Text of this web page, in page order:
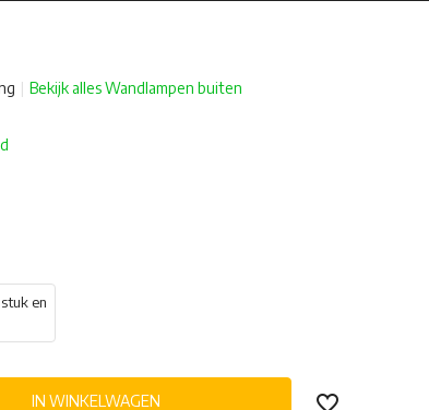
Bekijk alles Wandlampen buiten
en
IN WINKELWAGEN